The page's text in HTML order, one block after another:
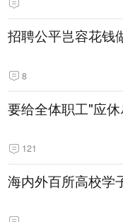
招聘公平岂容花钱
8
要给全体职工"应
121
海内外百所高校学